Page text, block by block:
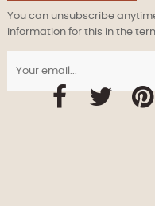
You can unsubscribe
information for this in the
FacebookTwitter